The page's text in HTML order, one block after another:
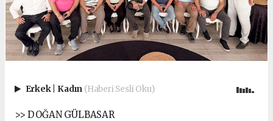
Erkek Kadın (Haberi Sesli Oku)
>> DOĞAN GÜLBASAR